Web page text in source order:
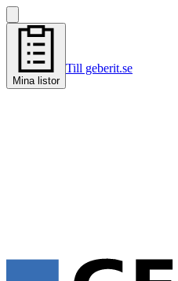
Mina listor
Till geberit.se